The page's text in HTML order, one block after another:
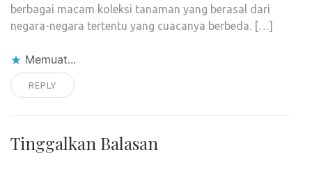
berbagai macam koleksi tanaman yang berasal dari
negara-negara tertentu yang cuacanya berbeda. […]
Memuat...
REPLY
Tinggalkan Balasan